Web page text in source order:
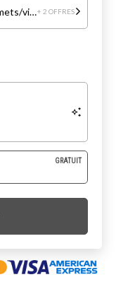
Menu Carte Blanche et accord mets/vins pour deux+ 2 OFFRES
GRATUIT